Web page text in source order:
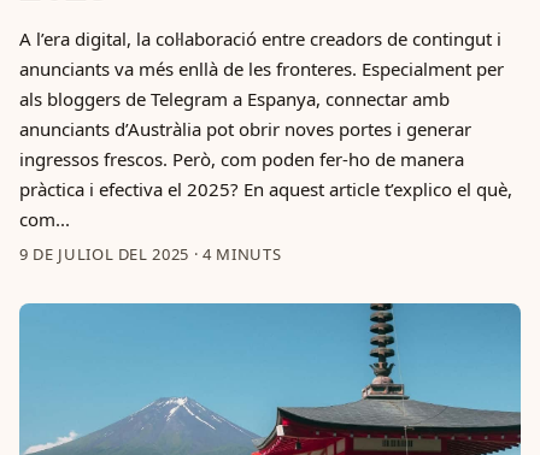
A l’era digital, la col·laboració entre creadors de contingut i
anunciants va més enllà de les fronteres. Especialment per
als bloggers de Telegram a Espanya, connectar amb
anunciants d’Austràlia pot obrir noves portes i generar
ingressos frescos. Però, com poden fer-ho de manera
pràctica i efectiva el 2025? En aquest article t’explico el què,
com...
9 DE JULIOL DEL 2025 · 4 MINUTS